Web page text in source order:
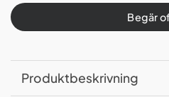
Begär
Produktbeskrivning